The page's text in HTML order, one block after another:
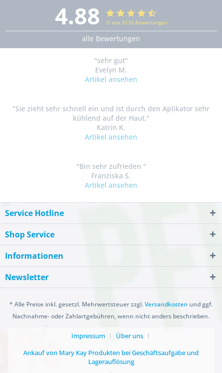
4.88 ∅ aus 3133 Bewertungen
alle Bewertungen
"sehr gut"
Evelyn M.
Artikel ansehen
"Sie zieht sehr schnell ein und ist durch den Aplikator sehr
kühlend auf der Haut."
Katrin K.
Artikel ansehen
"Bin sehr zufrieden "
Franziska S.
Artikel ansehen
Service Hotline
Shop Service
Informationen
Newsletter
* Alle Preise inkl. gesetzl. Mehrwertsteuer zzgl.Versandkosten und ggf.
Nachnahme- oder Zahlartgebühren, wenn nicht anders beschrieben.
Impressum
Über uns
Ankauf von Mary Kay Produkten bei Geschäftsaufgabe und
Lagerauflösung